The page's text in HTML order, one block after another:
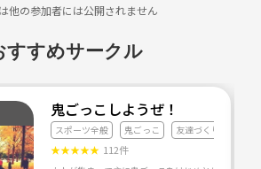
も連絡がスムーズに進みますのでご協力お願
他の参加者には公開されません
すすめサークル
鬼ごっこしようぜ！
スポーツ全般 鬼ごっこ 友達づくり
★★★★★ 112件